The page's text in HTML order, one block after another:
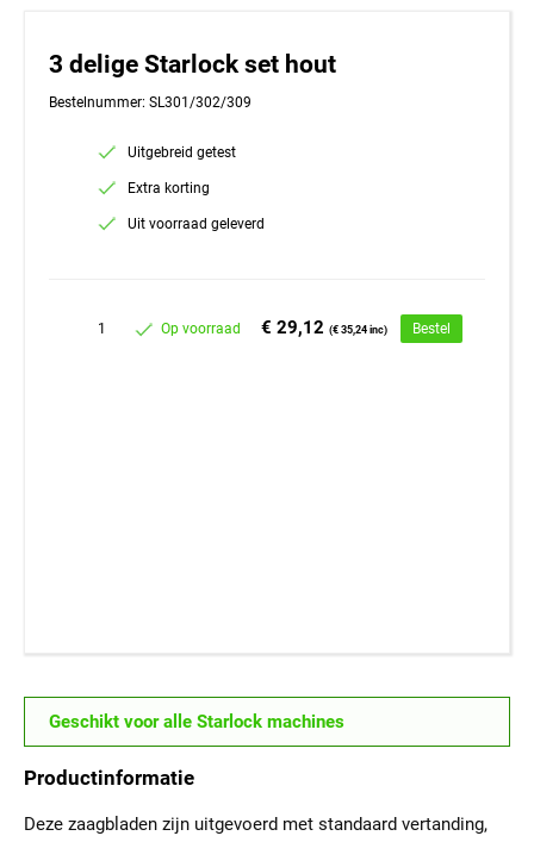
3 delige Starlock set hout
Bestelnummer: SL301/302/309
Uitgebreid getest
Extra korting
Uit voorraad geleverd
1 Op voorraad € 29,12(€ 35,24 inc) Bestel
Geschikt voor alle Starlock machines
Productinformatie
Deze zaagbladen zijn uitgevoerd met standaard vertanding,